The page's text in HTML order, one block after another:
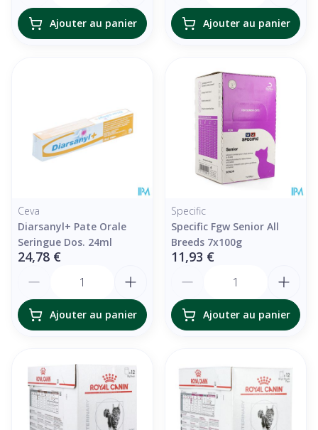
Ajouter au panier Ajouter au panier
Ceva
Diarsanyl+ Pate Orale
Seringue Dos. 24ml
24,78 €
Ajouter au panier
Specific
Specific Fgw Senior All
Breeds 7x100g
11,93 €
Ajouter au panier